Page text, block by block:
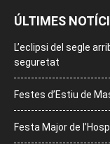
ÚLTIMES
L’eclipsi del segle
seguretat
Festes d’Estiu de
Festa Major de